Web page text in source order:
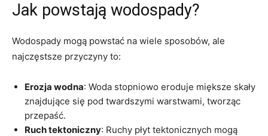
Jak powstają wodospady?
Wodospady mogą powstać na wiele sposobów, ale
najczęstsze przyczyny to:
Erozja wodna: Woda stopniowo eroduje miększe skały
znajdujące się pod twardszymi warstwami, tworząc
przepaść.
Ruch tektoniczny: Ruchy płyt tektonicznych mogą